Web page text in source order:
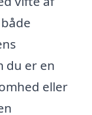
du er en
eller